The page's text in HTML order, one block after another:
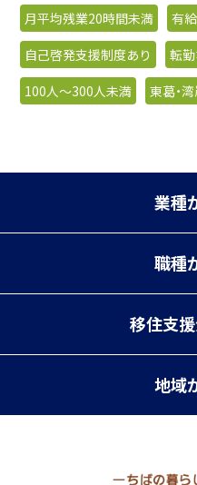
月平均残業20時間未満
有
自己啓発支援制度あり
転
100人〜300人未満
東葛・
業種
職種
移住支
地域